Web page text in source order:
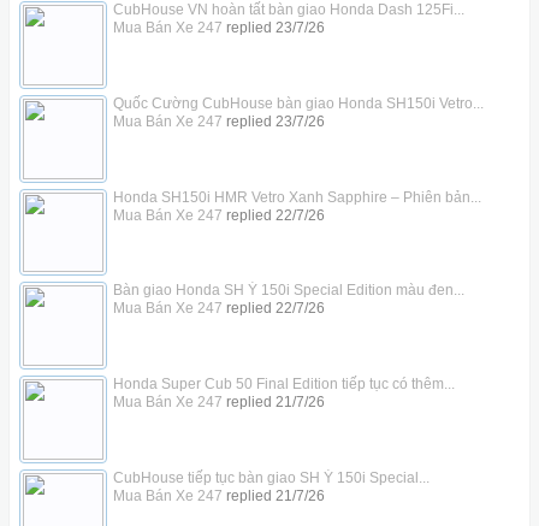
CubHouse VN hoàn tất bàn giao Honda Dash 125Fi...
Mua Bán Xe 247 replied 23/7/26
Quốc Cường CubHouse bàn giao Honda SH150i Vetro...
Mua Bán Xe 247 replied 23/7/26
Honda SH150i HMR Vetro Xanh Sapphire – Phiên bản...
Mua Bán Xe 247 replied 22/7/26
Bàn giao Honda SH Ý 150i Special Edition màu đen...
Mua Bán Xe 247 replied 22/7/26
Honda Super Cub 50 Final Edition tiếp tục có thêm...
Mua Bán Xe 247 replied 21/7/26
CubHouse tiếp tục bàn giao SH Ý 150i Special...
Mua Bán Xe 247 replied 21/7/26